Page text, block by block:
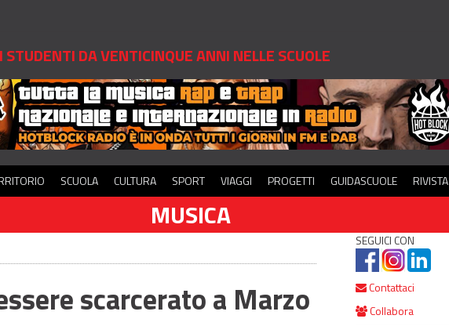
STUDENTI DA VENTICINQUE ANNI NELLE SCUOLE
SCUOLA CULTURA SPORT VIAGGI PROGETTI GUIDASCUOLE RIVISTA
MUSICA
scarcerato a Marzo
SEGUICI CON
Contattaci
Collabora